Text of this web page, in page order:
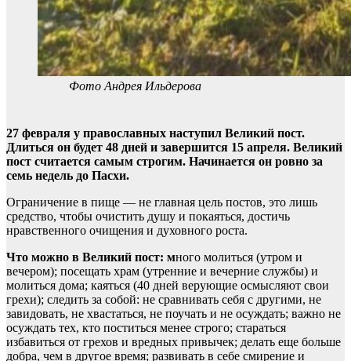
Фото Андрея Ильдерова
27 февраля у православных наступил Великий пост.
Длиться он будет 48 дней и завершится 15 апреля. Великий
пост считается самым строгим. Начинается он ровно за
семь недель до Пасхи.
Ограничение в пище — не главная цель постов, это лишь
средство, чтобы очистить душу и покаяться, достичь
нравственного очищения и духовного роста.
Что можно в Великий пост: много молиться (утром и
вечером); посещать храм (утренние и вечерние службы) и
молиться дома; каяться (40 дней верующие осмысляют свои
грехи); следить за собой: не сравнивать себя с другими, не
завидовать, не хвастаться, не поучать и не осуждать; важно не
осуждать тех, кто поститься менее строго; стараться
избавиться от грехов и вредных привычек; делать еще больше
добра, чем в другое время; развивать в себе смирение и